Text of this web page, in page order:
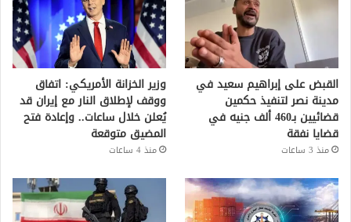
القبض على إبراهيم سعيد في
مدينة نصر لتنفيذ حكمين
قضائيين بـ460 ألف جنيه في
قضايا نفقة
منذ 3 ساعات
وزير الخزانة الأمريكي: اتفاق
ووقف لإطلاق النار مع إيران قد
يُعلن خلال ساعات.. وإعادة فتح
المضيق متوقعة
منذ 4 ساعات